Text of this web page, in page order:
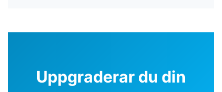
Uppgraderar du din